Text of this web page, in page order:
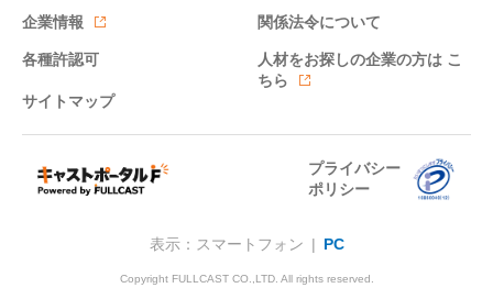
企業情報 関係法令について
各種許認可 人材をお探しの企業の方は こ
ちら
サイトマップ
プライバシー
ポリシー
表示：スマートフォン | PC
Copyright FULLCAST CO.,LTD. All rights reserved.